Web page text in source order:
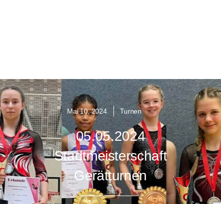
Mai 10, 2024 Turnen
05.05.2024
Stadtmeisterschaft
Gerätturnen